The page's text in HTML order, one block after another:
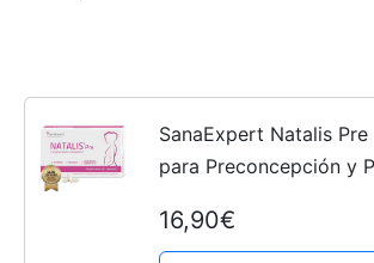
SanaExpert Natalis
para Preconcepción y
Fólico, Quatrefolic®,
16,90€